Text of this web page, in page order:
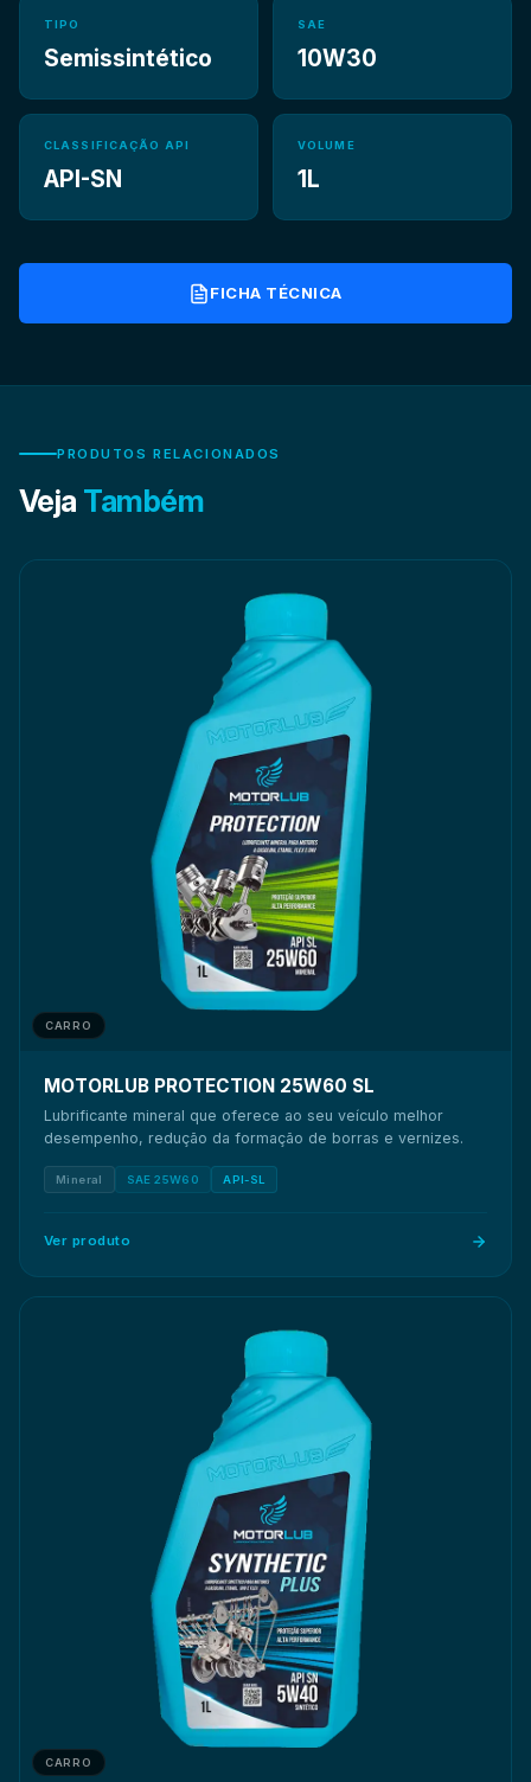
TIPO
Semissintético
SAE
10W30
CLASSIFICAÇÃO API
API-SN
VOLUME
1L
FICHA TÉCNICA
PRODUTOS RELACIONADOS
Veja Também
CARRO
MOTORLUB PROTECTION 25W60 SL
Lubrificante mineral que oferece ao seu veículo melhor
desempenho, redução da formação de borras e vernizes.
Mineral SAE 25W60 API-SL
Ver produto
CARRO